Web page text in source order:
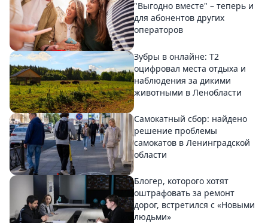
"Выгодно вместе" – теперь и
для абонентов других
операторов
Зубры в онлайне: Т2
оцифровал места отдыха и
наблюдения за дикими
животными в Ленобласти
Самокатный сбор: найдено
решение проблемы
самокатов в Ленинградской
области
Блогер, которого хотят
оштрафовать за ремонт
дорог, встретился с «Новыми
людьми»